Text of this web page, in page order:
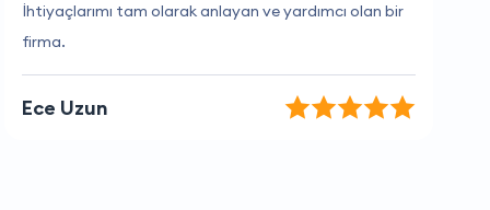
Hizmet kalitesi süper, teşekkür ederim!
Sevgi Toprak